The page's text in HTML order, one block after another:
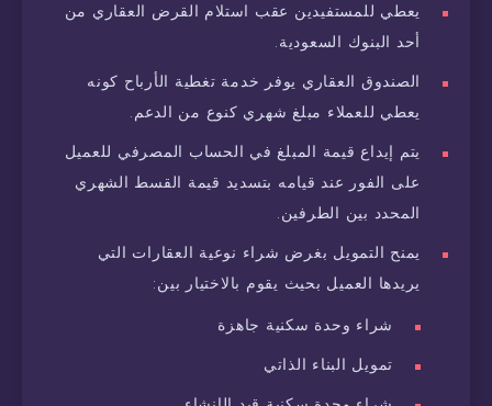
يعطي للمستفيدين عقب استلام القرض العقاري من
أحد البنوك السعودية.
الصندوق العقاري يوفر خدمة تغطية الأرباح كونه
يعطي للعملاء مبلغ شهري كنوع من الدعم.
يتم إيداع قيمة المبلغ في الحساب المصرفي للعميل
على الفور عند قيامه بتسديد قيمة القسط الشهري
المحدد بين الطرفين.
يمنح التمويل بغرض شراء نوعية العقارات التي
يريدها العميل بحيث يقوم بالاختيار بين:
شراء وحدة سكنية جاهزة
تمويل البناء الذاتي